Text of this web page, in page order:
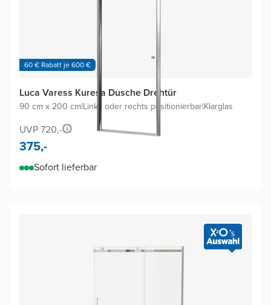
60 € Rabatt je 600 €
Luca Varess Kuresa Dusche Drehtür
90 cm x 200 cm|Links oder rechts positionierbar|Klarglas
UVP 720,-
375,-
Sofort lieferbar